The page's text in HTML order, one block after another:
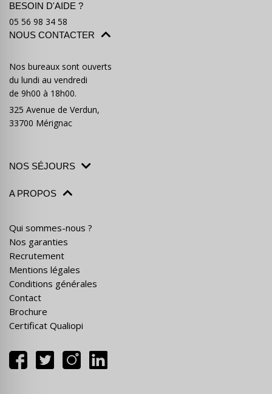
BESOIN D'AIDE ?
05 56 98 34 58
NOUS CONTACTER
Nos bureaux sont ouverts
du lundi au vendredi
de 9h00 à 18h00.
325 Avenue de Verdun,
33700 Mérignac
NOS SÉJOURS
A PROPOS
Qui sommes-nous ?
Nos garanties
Recrutement
Mentions légales
Conditions générales
Contact
Brochure
Certificat Qualiopi